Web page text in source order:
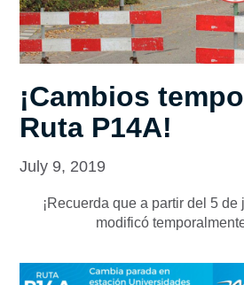
¡Cambios
Ruta P14A!
July 9, 2019
¡Recuerda que a partir del 5
modificó